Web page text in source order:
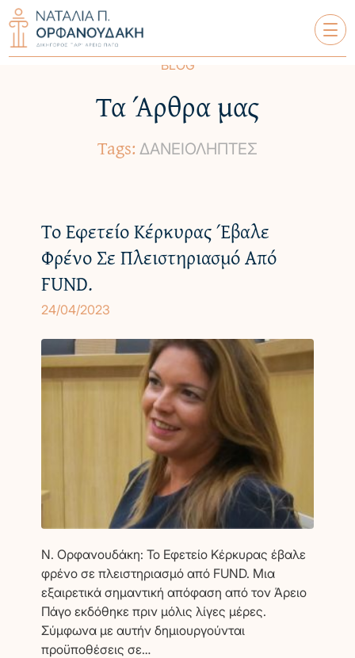
ΝΑΤΑΛΊΑ Π. ΟΡΦΑΝΟΥΔΆΚΗ
ΣΧΕΤΙΚΆ ΜΕ ΕΜΆΣ
ΤΑ ΆΡΘΡΑ ΜΑΣ
BLOG
Τα Άρθρα μας
Tags: ΔΑΝΕΙΟΛΗΠΤΕΣ
Το Εφετείο Κέρκυρας Έβαλε
Φρένο Σε Πλειστηριασμό Από
FUND.
24/04/2023
Ν. Ορφανουδάκη: Το Εφετείο Κέρκυρας έβαλε
φρένο σε πλειστηριασμό από FUND. Μια
εξαιρετικά σημαντική απόφαση από τον Άρειο
Πάγο εκδόθηκε πριν μόλις λίγες μέρες.
Σύμφωνα με αυτήν δημιουργούνται
προϋποθέσεις σε…